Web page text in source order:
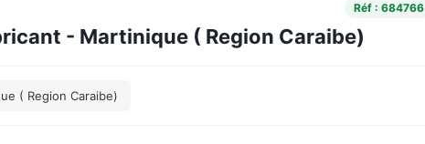
Réf : 684766
- Martinique ( Region Caraibe)
( Region Caraibe)